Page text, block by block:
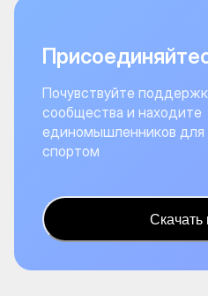
Почувствуйте
сообщества и находите
единомышленников для
спортом